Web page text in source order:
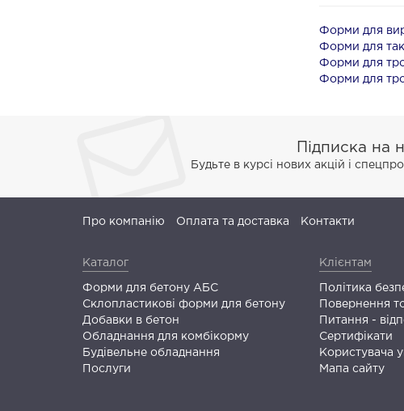
Форми для
Форми для
Форми для
Форми для
Підписка на
Будьте в курсі нових акцій і
Про компанію Оплата та доставка Контакти
Каталог
Форми для бетону АБС
Склопластикові форми для бетону
Добавки в бетон
Обладнання для комбікорму
Будівельне обладнання
Послуги
Клієнтам
Політика
Повернення
Питання -
Сертифікати
Користувача
Мапа сайту